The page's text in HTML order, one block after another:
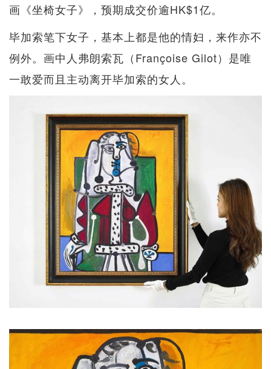
画《坐椅女子》，预期成交价逾HK$1亿。
毕加索笔下女子，基本上都是他的情妇，来作亦不
例外。画中人弗朗索瓦（Françoise Gilot）是唯
一敢爱而且主动离开毕加索的女人。